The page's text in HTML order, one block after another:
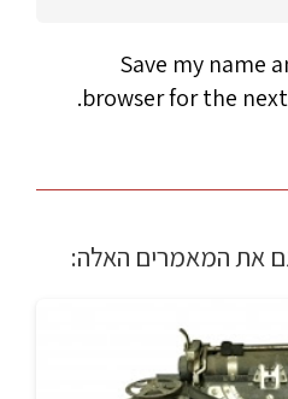
Save my name
browser for the
את המאמרים האלה: